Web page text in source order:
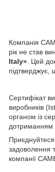
Компанія
рік не став
Italy» . Цей
підтверджує,
Сертифікат
виробників
органом із
дотриманням
задоволення
компанії